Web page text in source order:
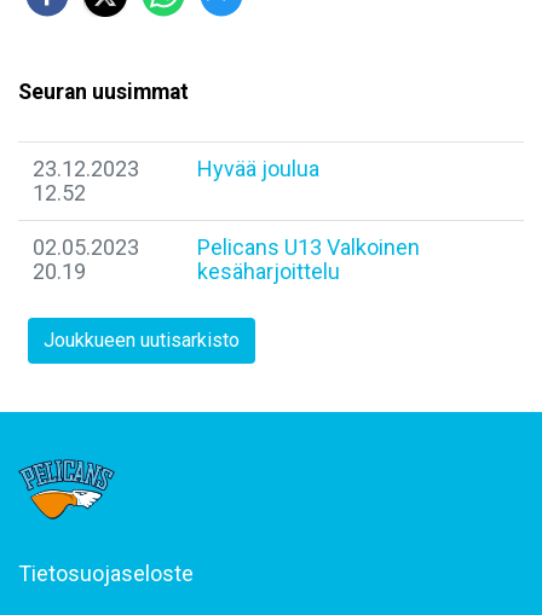
Seuran uusimmat
23.12.2023
12.52
Hyvää joulua
02.05.2023
20.19
Pelicans U13 Valkoinen
kesäharjoittelu
Joukkueen uutisarkisto
Tietosuojaseloste